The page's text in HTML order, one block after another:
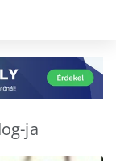
ja